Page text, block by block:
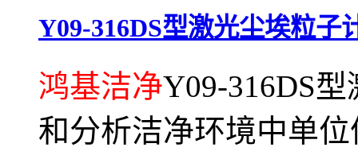
Y09-316DS型激光尘埃粒子
鸿基洁净Y09-316DS
和分析洁净环境中单